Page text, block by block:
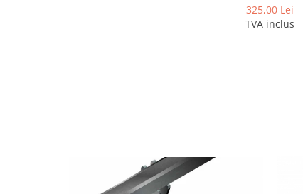
Covorase auto Porsche
325,00 Lei
TVA inclus